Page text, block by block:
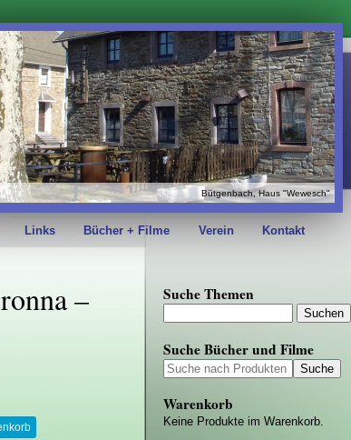
Bütgenbach, Haus "Wewesch"
Links Bücher + Filme Verein Kontakt
–
Suche Themen
Suche Bücher und Filme
Warenkorb
Keine Produkte im Warenkorb.